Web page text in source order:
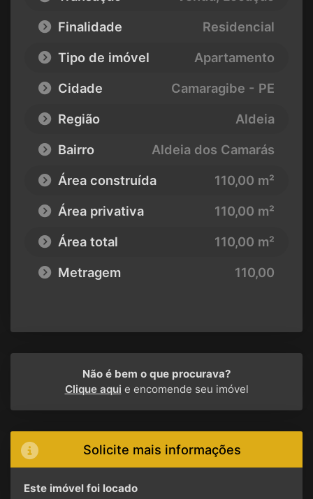
Finalidade
Residencial
Tipo de imóvel
Apartamento
Cidade
Camaragibe - PE
Região
Aldeia
Bairro
Aldeia dos Camarás
Área construída
110,00 m²
Área privativa
110,00 m²
Área total
110,00 m²
Metragem
110,00
Não é bem o que procurava?
Clique aqui e encomende seu imóvel
Solicite mais informações
Este imóvel foi locado